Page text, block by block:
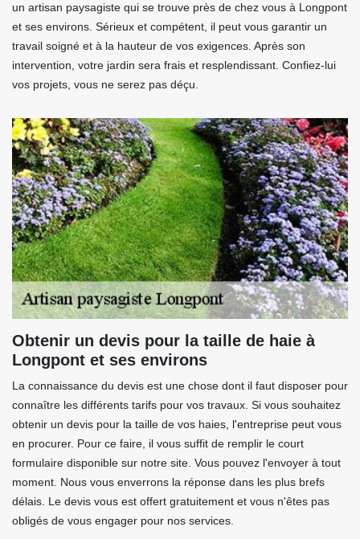
un artisan paysagiste qui se trouve près de chez vous à Longpont
et ses environs. Sérieux et compétent, il peut vous garantir un
travail soigné et à la hauteur de vos exigences. Après son
intervention, votre jardin sera frais et resplendissant. Confiez-lui
vos projets, vous ne serez pas déçu.
Obtenir un devis pour la taille de haie à
Longpont et ses environs
La connaissance du devis est une chose dont il faut disposer pour
connaître les différents tarifs pour vos travaux. Si vous souhaitez
obtenir un devis pour la taille de vos haies, l'entreprise peut vous
en procurer. Pour ce faire, il vous suffit de remplir le court
formulaire disponible sur notre site. Vous pouvez l'envoyer à tout
moment. Nous vous enverrons la réponse dans les plus brefs
délais. Le devis vous est offert gratuitement et vous n'êtes pas
obligés de vous engager pour nos services.